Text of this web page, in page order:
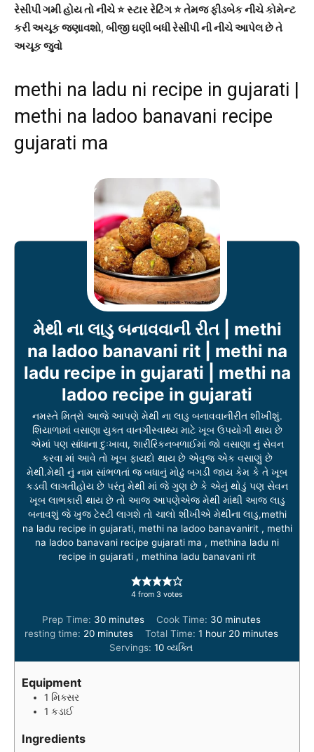
રેસીપી ગમી હોય તો નીચે ⭐ સ્ટાર રેટિંગ ⭐ તેમજ ફીડબેક નીચે કોમેન્ટ
કરી અચૂક જણાવશો, બીજી ઘણી બધી રેસીપી ની નીચે આપેલ છે તે
અચૂક જુવો
methi na ladu ni recipe in gujarati |
methi na ladoo banavani recipe
gujarati ma
મેથી ના લાડુ બનાવવાની રીત | methi
na ladoo banavani rit | methi na
ladu recipe in gujarati | methi na
ladoo recipe in gujarati
નમસ્તે મિત્રો આજે આપણે મેથી ના લાડુ બનાવવાનીરીત શીખીશું.
શિયાળામાં વસાણા યુક્ત વાનગીસ્વાથ્ય માટે ખૂબ ઉપયોગી થાય છે
એમાં પણ સાંધાના દુઃખાવા, શારીરિકનબળાઈમાં જો વસાણા નું સેવન
કરવા માં આવે તો ખૂબ ફાયદો થાય છે એવુજ એક વસાણું છે
મેથી.મેથી નું નામ સાંભળતાં જ બધાનું મોઢું બગડી જાય કેમ કે તે ખૂબ
કડવી લાગતીહોય છે પરંતુ મેથી માં જે ગુણ છે કે એનું થોડું પણ સેવન
ખૂબ લાભકારી થાય છે તો આજ આપણેએજ મેથી માંથી આજ લાડુ
બનાવશું જે ખુજ ટેસ્ટી લાગશે તો ચાલો શીખીએ મેથીના લાડુ,methi
na ladu recipe in gujarati, methi na ladoo banavanirit , methi
na ladoo banavani recipe gujarati ma , methina ladu ni
recipe in gujarati , methina ladu banavani rit
4 from 3 votes
Prep Time: 30m
i
n
u
minutes Cook Time: 30m
i
u
minutes
resting time: 20m
n
minutes Total Time: 1h
u
hour 20m
n
minutes
Servings:10 વ્યક્તિ
Equipment
1 મિક્સર
1 કડાઈ
Ingredients